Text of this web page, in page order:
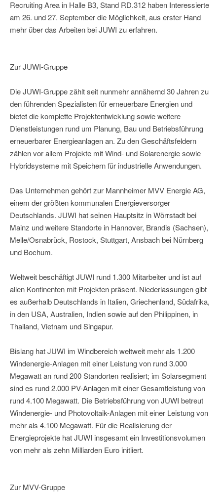
Recruiting Area in Halle B3, Stand RD.312 haben Interessierte
am 26. und 27. September die Möglichkeit, aus erster Hand
mehr über das Arbeiten bei JUWI zu erfahren.
Zur JUWI-Gruppe
Die JUWI-Gruppe zählt seit nunmehr annähernd 30 Jahren zu
den führenden Spezialisten für erneuerbare Energien und
bietet die komplette Projektentwicklung sowie weitere
Dienstleistungen rund um Planung, Bau und Betriebsführung
erneuerbarer Energieanlagen an. Zu den Geschäftsfeldern
zählen vor allem Projekte mit Wind- und Solarenergie sowie
Hybridsysteme mit Speichern für industrielle Anwendungen.
Das Unternehmen gehört zur Mannheimer MVV Energie AG,
einem der größten kommunalen Energieversorger
Deutschlands. JUWI hat seinen Hauptsitz in Wörrstadt bei
Mainz und weitere Standorte in Hannover, Brandis (Sachsen),
Melle/Osnabrück, Rostock, Stuttgart, Ansbach bei Nürnberg
und Bochum.
Weltweit beschäftigt JUWI rund 1.300 Mitarbeiter und ist auf
allen Kontinenten mit Projekten präsent. Niederlassungen gibt
es außerhalb Deutschlands in Italien, Griechenland, Südafrika,
in den USA, Australien, Indien sowie auf den Philippinen, in
Thailand, Vietnam und Singapur.
Bislang hat JUWI im Windbereich weltweit mehr als 1.200
Windenergie-Anlagen mit einer Leistung von rund 3.000
Megawatt an rund 200 Standorten realisiert; im Solarsegment
sind es rund 2.000 PV-Anlagen mit einer Gesamtleistung von
rund 4.100 Megawatt. Die Betriebsführung von JUWI betreut
Windenergie- und Photovoltaik-Anlagen mit einer Leistung von
mehr als 4.100 Megawatt. Für die Realisierung der
Energieprojekte hat JUWI insgesamt ein Investitionsvolumen
von mehr als zehn Milliarden Euro initiiert.
Zur MVV-Gruppe